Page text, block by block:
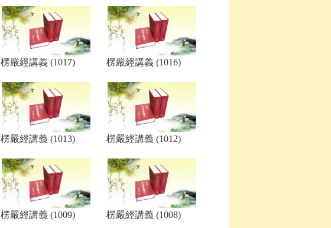
楞嚴經講義 (1017) 楞嚴經講義 (1016)
楞嚴經講義 (1013) 楞嚴經講義 (1012)
楞嚴經講義 (1009) 楞嚴經講義 (1008)